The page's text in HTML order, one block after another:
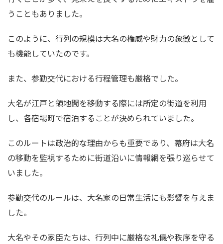
うこともありました。
このように、行列の規模は大名の権威や財力の象徴として
も機能していたのです。
また、参勤交代における行程管理も厳格でした。
大名が江戸と領地間を移動する際には所定の街道を利用
し、各宿場町で宿泊することが決められていました。
このルートは政治的な理由からも重要であり、幕府は大名
の移動を監視するために街道沿いに情報網を張り巡らせて
いました。
参勤交代のルールは、大名家の日常生活にも影響を与えま
した。
大名やその家臣たちは、行列中に厳格な礼儀や秩序を守る